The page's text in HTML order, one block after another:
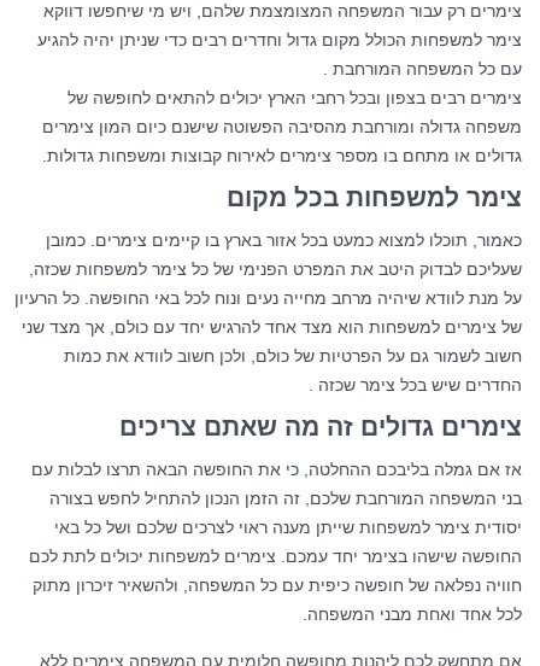
צימרים רק עבור המשפחה המצומצמת שלהם, ויש מי שיחפשו דווקא
צימר למשפחות הכולל מקום גדול וחדרים רבים כדי שניתן יהיה להגיע
עם כל המשפחה המורחבת .
צימרים רבים בצפון ובכל רחבי הארץ יכולים להתאים לחופשה של
משפחה גדולה ומורחבת מהסיבה הפשוטה שישנם כיום המון צימרים
גדולים או מתחם בו מספר צימרים לאירוח קבוצות ומשפחות גדולות.
צימר למשפחות בכל מקום
כאמור, תוכלו למצוא כמעט בכל אזור בארץ בו קיימים צימרים. כמובן
שעליכם לבדוק היטב את המפרט הפנימי של כל צימר למשפחות שכזה,
על מנת לוודא שיהיה מרחב מחייה נעים ונוח לכל באי החופשה. כל הרעיון
של צימרים למשפחות הוא מצד אחד להרגיש יחד עם כולם, אך מצד שני
חשוב לשמור גם על הפרטיות של כולם, ולכן חשוב לוודא את כמות
החדרים שיש בכל צימר שכזה .
צימרים גדולים זה מה שאתם צריכים
אז אם גמלה בליבכם ההחלטה, כי את החופשה הבאה תרצו לבלות עם
בני המשפחה המורחבת שלכם, זה הזמן הנכון להתחיל לחפש בצורה
יסודית צימר למשפחות שייתן מענה ראוי לצרכים שלכם ושל כל באי
החופשה שישהו בצימר יחד עמכם. צימרים למשפחות יכולים לתת לכם
חוויה נפלאה של חופשה כיפית עם כל המשפחה, ולהשאיר זיכרון מתוק
לכל אחד ואחת מבני המשפחה.
אם מתחשק לכם ליהנות מחופשה חלומית עם המשפחה צימרים ללא